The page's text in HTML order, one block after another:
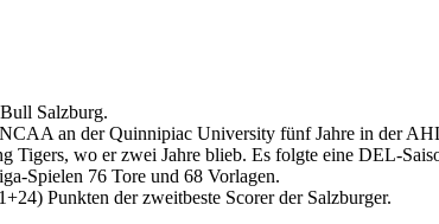
Salzburg.
an der Quinnipiac University fünf Jahre in der
Tigers, wo er zwei Jahre blieb. Es folgte eine DEL-
Spielen 76 Tore und 68 Vorlagen.
Punkten der zweitbeste Scorer der Salzburger.